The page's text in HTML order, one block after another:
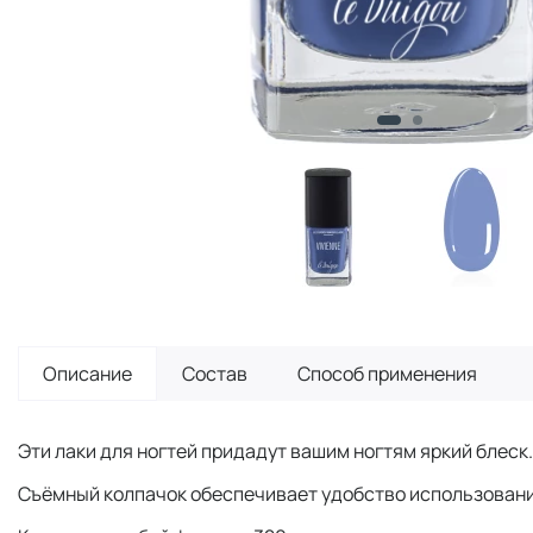
Описание Состав Способ применения
Эти лаки для ногтей придадут вашим ногтям яркий блеск.
Съёмный колпачок обеспечивает удобство